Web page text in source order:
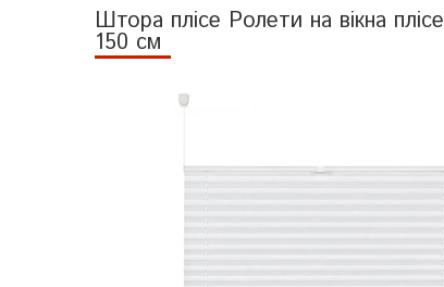
Штора плісе Ролети на вікна
150 см